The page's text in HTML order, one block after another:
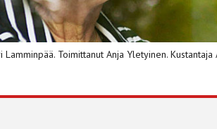
Toimittanut Anja Yletyinen. Kustantaja